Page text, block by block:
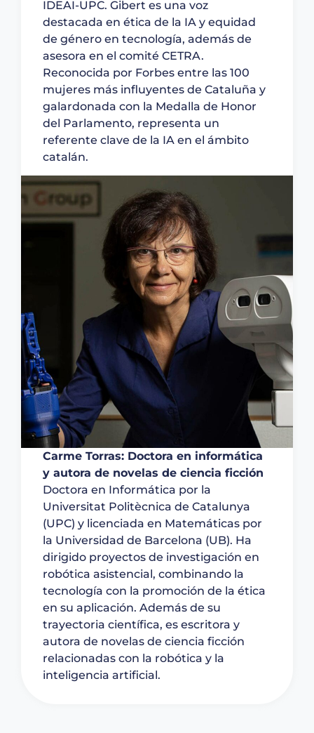
IDEAI-UPC. Gibert es una voz
destacada en ética de la IA y equidad
de género en tecnología, además de
asesora en el comité CETRA.
Reconocida por Forbes entre las 100
mujeres más influyentes de Cataluña y
galardonada con la Medalla de Honor
del Parlamento, representa un
referente clave de la IA en el ámbito
catalán.
Carme Torras: Doctora en informática
y autora de novelas de ciencia ficción
Doctora en Informática por la
Universitat Politècnica de Catalunya
(UPC) y licenciada en Matemáticas por
la Universidad de Barcelona (UB). Ha
dirigido proyectos de investigación en
robótica asistencial, combinando la
tecnología con la promoción de la ética
en su aplicación. Además de su
trayectoria científica, es escritora y
autora de novelas de ciencia ficción
relacionadas con la robótica y la
inteligencia artificial.